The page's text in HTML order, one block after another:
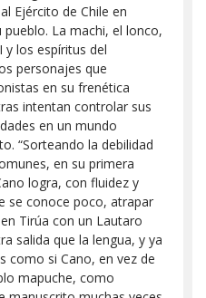
Ejército de Chile en
La machi, el lonco,
y los espíritus del
personajes que
en su frenética
intentan controlar sus
en un mundo
“Sorteando la debilidad
en su primera
logra, con fluidez y
se conoce poco, atrapar
Tirúa con un Lautaro
salida que la lengua, y ya
como si Cano, en vez de
mapuche, como